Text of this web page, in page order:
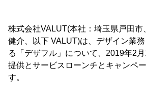
株式会社VALUT(本社：埼玉県戸田市
健介、以下 VALUT)は、デザイン業
る「デザフル」について、2019年2
提供とサービスローンチとキャンペ
す。